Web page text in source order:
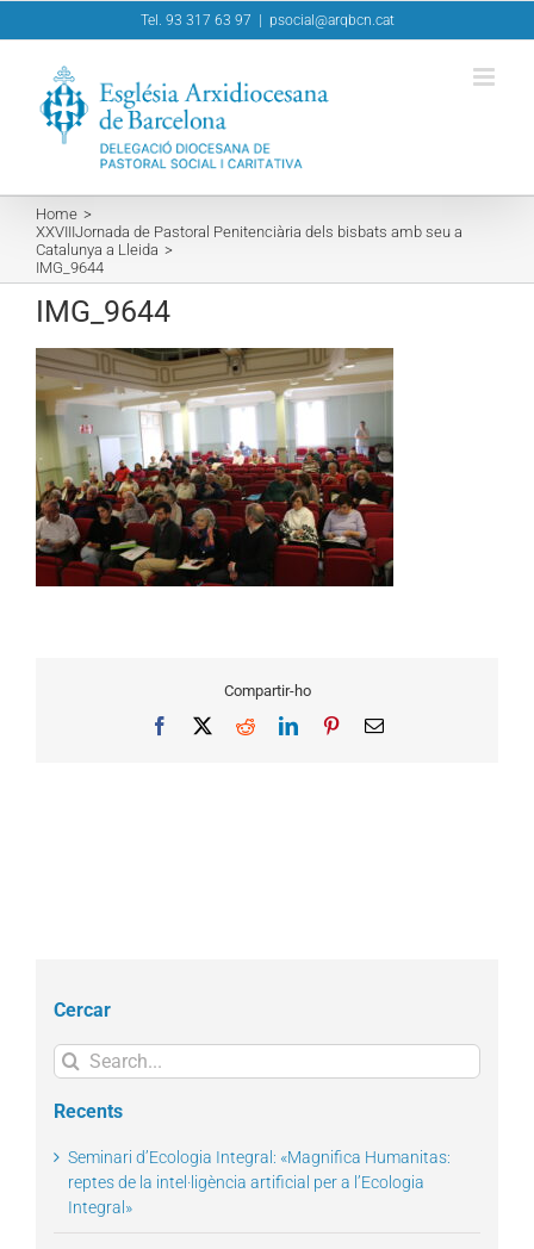
to
Tel. 93 317 63 97 psocial@arqbcn.cat
Home
XXVIIIJornada de Pastoral Penitenciària dels bisbats amb seu a
Catalunya a Lleida
IMG_9644
IMG_9644
Compartir-ho
Facebook RedditLinkedInPinterestEmail
Cercar
Search
for:
Recents
Seminari d’Ecologia Integral: «Magnifica Humanitas:
reptes de la intel·ligència artificial per a l’Ecologia
Integral»